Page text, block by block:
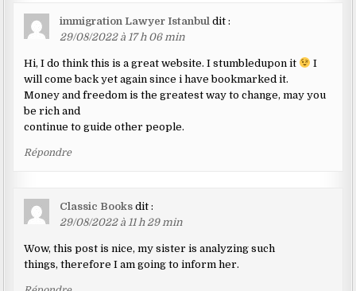
immigration Lawyer Istanbul dit :
29/08/2022 à 17 h 06 min
Hi, I do think this is a great website. I stumbledupon it
I
will come back yet again since i have bookmarked it.
Money and freedom is the greatest way to change, may you
be rich and
continue to guide other people.
Répondre
Classic Books dit :
29/08/2022 à 11 h 29 min
Wow, this post is nice, my sister is analyzing such
things, therefore I am going to inform her.